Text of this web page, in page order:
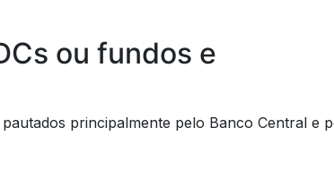
ou fundos e
principalmente pelo Banco Central e